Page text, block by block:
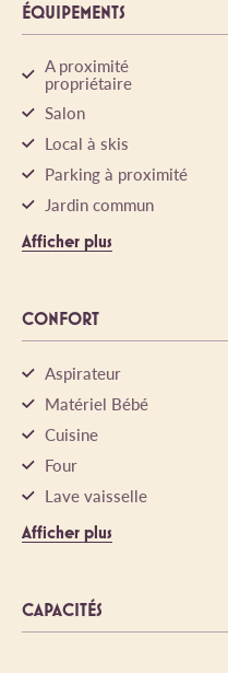
ÉQUIPEMENTS
A proximité
propriétaire
Salon
Local à skis
Parking à proximité
Jardin commun
Afficher plus
CONFORT
Aspirateur
Matériel Bébé
Cuisine
Four
Lave vaisselle
Afficher plus
CAPACITÉS